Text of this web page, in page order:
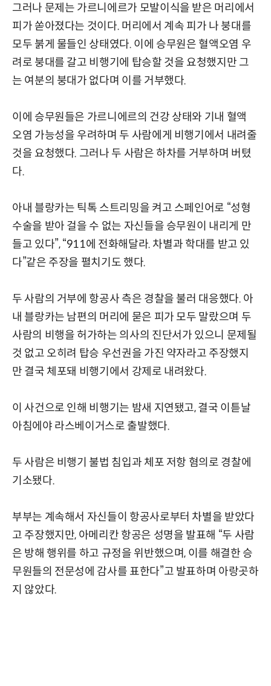
그러나 문제는 가르니에르가 모발이식을 받은 머리에서
피가 쏟아졌다는 것이다. 머리에서 계속 피가 나 붕대를
모두 붉게 물들인 상태였다. 이에 승무원은 혈액오염 우
려로 붕대를 갈고 비행기에 탑승할 것을 요청했지만 그
는 여분의 붕대가 없다며 이를 거부했다.
이에 승무원들은 가르니에르의 건강 상태와 기내 혈액
오염 가능성을 우려하며 두 사람에게 비행기에서 내려줄
것을 요청했다. 그러나 두 사람은 하차를 거부하며 버텼
다.
아내 블랑카는 틱톡 스트리밍을 켜고 스페인어로 “성형
수술을 받아 걸을 수 없는 자신들을 승무원이 내리게 만
들고 있다”, “911에 전화해달라. 차별과 학대를 받고 있
다”같은 주장을 펼치기도 했다.
두 사람의 거부에 항공사 측은 경찰을 불러 대응했다. 아
내 블랑카는 남편의 머리에 묻은 피가 모두 말랐으며 두
사람의 비행을 허가하는 의사의 진단서가 있으니 문제될
것 없고 오히려 탑승 우선권을 가진 약자라고 주장했지
만 결국 체포돼 비행기에서 강제로 내려왔다.
이 사건으로 인해 비행기는 밤새 지연됐고, 결국 이튿날
아침에야 라스베이거스로 출발했다.
두 사람은 비행기 불법 침입과 체포 저항 혐의로 경찰에
기소됐다.
부부는 계속해서 자신들이 항공사로부터 차별을 받았다
고 주장했지만, 아메리칸 항공은 성명을 발표해 “두 사람
은 방해 행위를 하고 규정을 위반했으며, 이를 해결한 승
무원들의 전문성에 감사를 표한다”고 발표하며 아랑곳하
지 않았다.